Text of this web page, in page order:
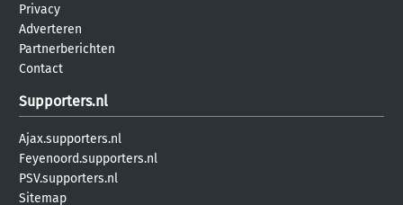
Privacy
Adverteren
Partnerberichten
Contact
Supporters.nl
Ajax.supporters.nl
Feyenoord.supporters.nl
PSV.supporters.nl
Sitemap